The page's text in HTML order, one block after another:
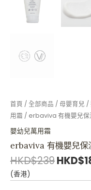
首頁 /全部商品 /母嬰育兒 /
用霜 / erbaviva 有機嬰兒保
嬰幼兒萬用霜
erbaviva 有機嬰兒保
HKD$239HKD$
(香港)